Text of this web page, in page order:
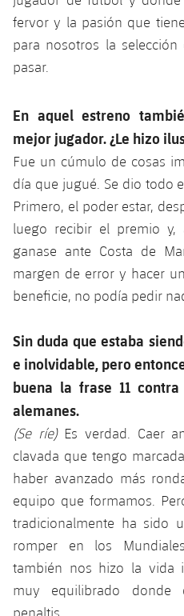
fervor y la pasión que
para nosotros la
pasar.
En aquel estreno
mejor jugador. ¿Le hizo
Fue un cúmulo de cosas
día que jugué. Se dio todo
Primero, el poder estar,
luego recibir el premio y,
ganase ante Costa de
margen de error y hacer
beneficie, no podía pedir
Sin duda que estaba
e inolvidable, pero
buena la frase 11
alemanes.
(Se ríe)Es verdad. Caer
clavada que tengo
haber avanzado más
equipo que formamos.
tradicionalmente ha sido
romper en los
también nos hizo la vida
muy equilibrado donde
penaltis.